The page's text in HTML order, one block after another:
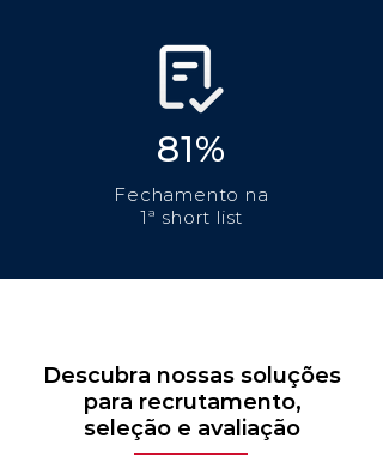
81%
Fechamento na
1ª short list
Descubra nossas soluções
para recrutamento,
seleção e avaliação